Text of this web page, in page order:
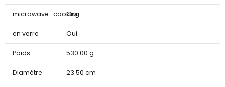
microwave_cooking
Oui
en verre Oui
Poids 530.00 g
Diamètre 23.50 cm